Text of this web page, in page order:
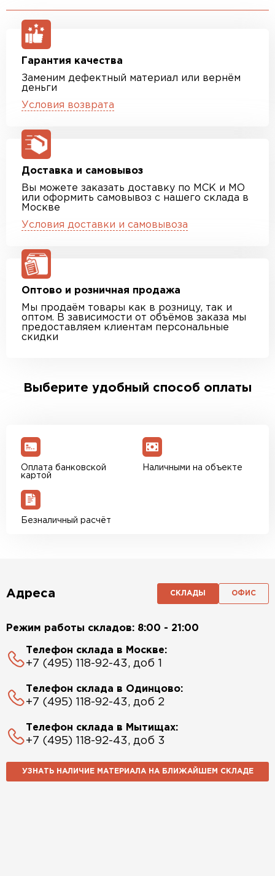
Гарантия качества
Заменим дефектный материал или вернём
деньги
Условия возврата
Доставка и самовывоз
Вы можете заказать доставку по МСК и МО
или оформить самовывоз с нашего склада в
Москве
Условия доставки и самовывоза
Оптово и розничная продажа
Мы продаём товары как в розницу, так и
оптом. В зависимости от объёмов заказа мы
предоставляем клиентам персональные
скидки
Выберите удобный способ оплаты
Оплата банковской
картой
Наличными на объекте
Безналичный расчёт
Адреса СКЛАДЫ ОФИС
Режим работы складов: 8:00 - 21:00
Телефон склада в Москве:
+7 (495) 118-92-43, доб 1
Телефон склада в Одинцово:
+7 (495) 118-92-43, доб 2
Телефон склада в Мытищах:
+7 (495) 118-92-43, доб 3
УЗНАТЬ НАЛИЧИЕ МАТЕРИАЛА НА БЛИЖАЙШЕМ СКЛАДЕ